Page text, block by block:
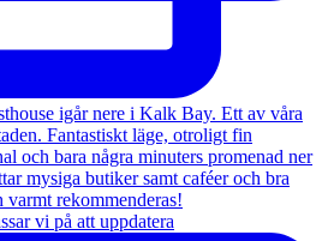
vi på att uppdatera